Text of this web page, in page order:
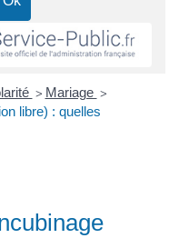
> Mariage >
libre) : quelles